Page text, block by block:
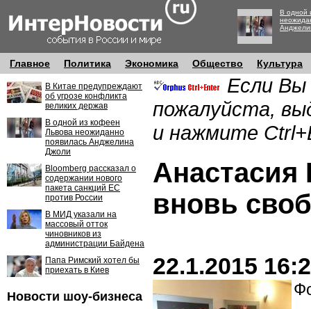
В одной
Главное Политика Экономика Общество Культура
В Китае предупреждают
об угрозе конфликта
великих держав
В одной из кофеен
Львова неожиданно
появилась Анджелина
Джоли
Bloomberg рассказал о
содержании нового
пакета санкций ЕС
против России
В МИД указали на
массовый отток
чиновников из
администрации Байдена
Папа Римский хотел бы
приехать в Киев
Новости шоу-бизнеса
Если Вы
пожалуйста,
и нажмите
Анастасия
вновь
22.1.2015